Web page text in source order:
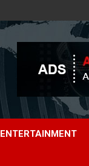
ENTERTAINMENT